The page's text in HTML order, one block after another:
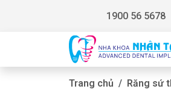
1900 56 5678
Trang chủ Răng sứ